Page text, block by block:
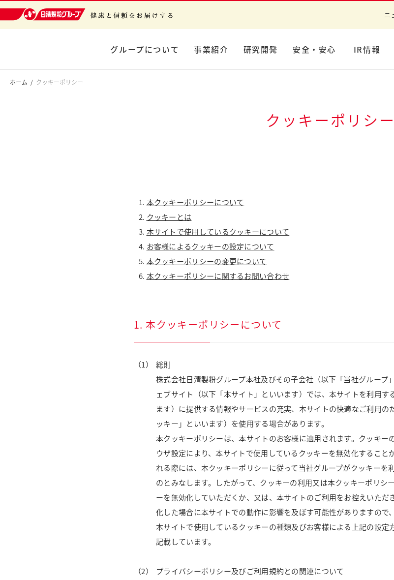
日清製粉グループ 健康と信頼をお届けする
ニ
グループについて 事業紹介 研究開発 安全・安心 IR情報
ホーム クッキーポリシー
クッキーポリシー
本クッキーポリシーについて
クッキーとは
本サイトで使用しているクッキーについて
お客様によるクッキーの設定について
本クッキーポリシーの変更について
本クッキーポリシーに関するお問い合わせ
1. 本クッキーポリシーについて
総則
株式会社日清製粉グループ本社及びその子会社（以下「当社グループ
ェブサイト（以下「本サイト」といいます）では、本サイトを利用す
ます）に提供する情報やサービスの充実、本サイトの快適なご利用
ッキー」といいます）を使用する場合があります。
本クッキーポリシーは、本サイトのお客様に適用されます。クッキー
ウザ設定により、本サイトで使用しているクッキーを無効化すること
れる際には、本クッキーポリシーに従って当社グループがクッキーを
のとみなします。したがって、クッキーの利用又は本クッキーポリシ
ーを無効化していただくか、又は、本サイトのご利用をお控えいただ
化した場合に本サイトでの動作に影響を及ぼす可能性がありますので
本サイトで使用しているクッキーの種類及びお客様による上記の設定
記載しています。
プライバシーポリシー及びご利用規約との関連について